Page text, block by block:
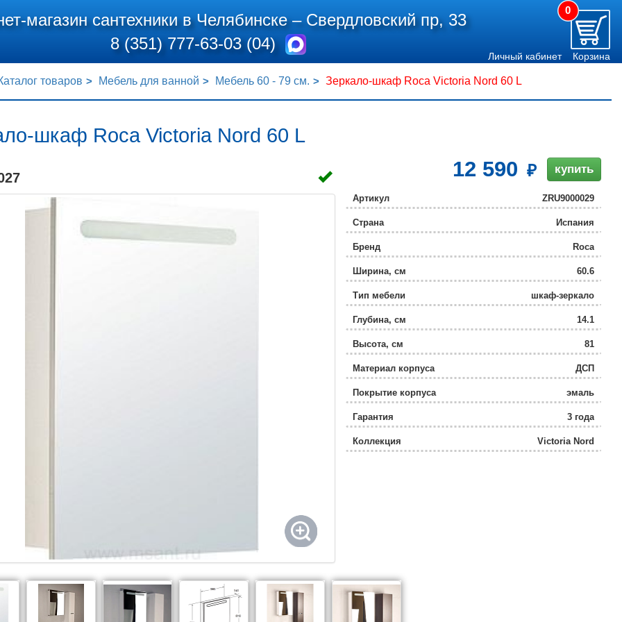
магазин сантехники в Челябинске –Свердловский пр, 33
8 (351) 777-63-03 (04)
0
Личный кабинет Корзина
товаров Мебель для ванной Мебель 60 - 79 см. Зеркало-шкаф Roca Victoria Nord 60 L
шкаф Roca Victoria Nord 60 L
12 590 купить
Артикул ZRU9000029
Страна Испания
Бренд Roca
Ширина, см 60.6
Тип мебели шкаф-зеркало
Глубина, см 14.1
Высота, см 81
Материал корпуса ДСП
Покрытие корпуса эмаль
Гарантия 3 года
Коллекция Victoria Nord